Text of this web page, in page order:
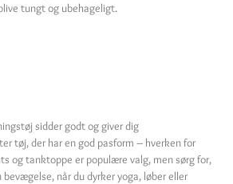
tungt og ubehageligt.
sidder godt og giver dig
tøj, der har en god pasform – hverken for
og tanktoppe er populære valg, men sørg for,
når du dyrker yoga, løber eller